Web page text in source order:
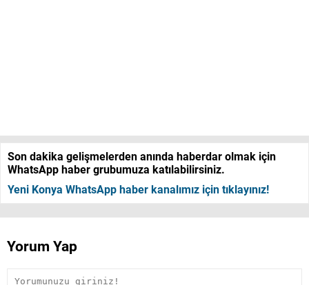
Son dakika gelişmelerden anında haberdar olmak için
WhatsApp haber grubumuza katılabilirsiniz.
Yeni Konya WhatsApp haber kanalımız için tıklayınız!
Yorum Yap